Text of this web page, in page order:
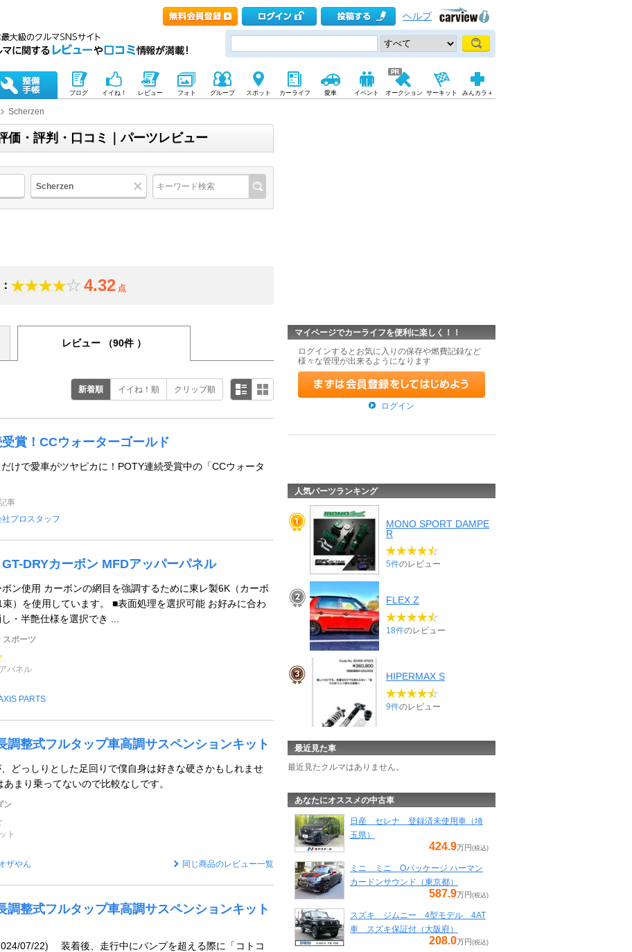
ヘルプ
ブログ イイね！ レビュー フォト グループ スポット カーライフ 愛車 イベント オークション サーキット みんカラ＋
Scherzen
価・評判・口コミ｜パーツレビュー
Scherzen
4.32 点
レビュー （90件 ）
新着順 イイね！順 クリップ順
賞！CCウォーターゴールド
けで愛車がツヤピカに！POTY連続受賞中の「CCウォータ
事
社プロスタッフ
DRYカーボン MFDアッパーパネル
ボン使用 カーボンの網目を強調するために東レ製6K（カーボ
）を使用しています。 ■表面処理を選択可能 お好みに合わ
・半艶仕様を選択でき ...
スポーツ
パネル
PARTS
調整式フルタップ車高調サスペンションキット
どっしりとした足回りで僕自身は好きな硬さかもしれませ
まり乗ってないので比較なしです。
ン
ト
ザやん 同じ商品のレビュー一覧
調整式フルタップ車高調サスペンションキット
07/22) 装着後、走行中にバンプを超える際に「コトコ
マイページでカーライフを便利に楽しく！！
ログインするとお気に入りの保存や燃費記録など
様々な管理が出来るようになります
ログイン
人気パーツランキング
MONO SPORT DAMPE
R
5件のレビュー
FLEX Z
18件のレビュー
HIPERMAX S
9件のレビュー
最近見た車
最近見たクルマはありません。
あなたにオススメの中古車
日産 セレナ 登録済未使用車（埼
玉県）
424.9万円(税込)
ミニ ミニ Oパッケージ ハーマン
カードンサウンド（東京都）
587.9万円(税込)
スズキ ジムニー 4型モデル 4AT
車 スズキ保証付（大阪府）
208.0万円(税込)